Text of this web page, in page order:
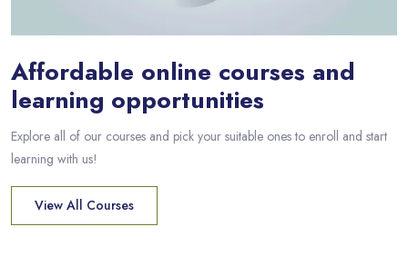
Affordable online courses and
learning opportunities​
Explore all of our courses and pick your suitable ones to enroll and start
learning with us!
View All Courses